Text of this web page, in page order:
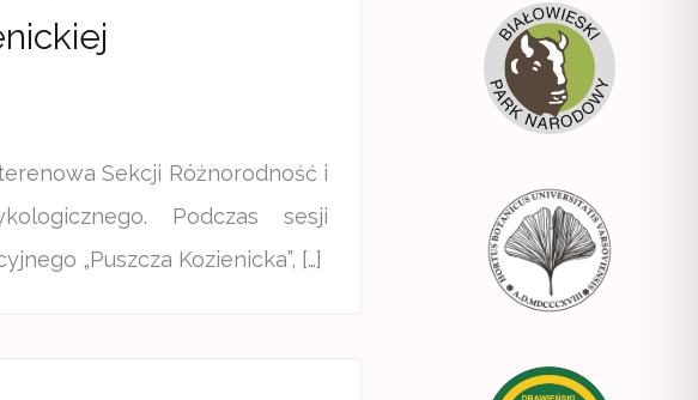
Sekcji Różnorodność i
Podczas sesji
„Puszcza Kozienicka”, […]